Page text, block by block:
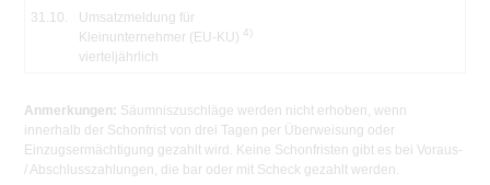
31.10.
Umsatzmeldung für
Kleinunternehmer (EU-KU) 4)
vierteljährlich
Anmerkungen: Säumniszuschläge werden nicht erhoben, wenn
innerhalb der Schonfrist von drei Tagen per Überweisung oder
Einzugsermächtigung gezahlt wird. Keine Schonfristen gibt es bei Voraus-
/ Abschlusszahlungen, die bar oder mit Scheck gezahlt werden.